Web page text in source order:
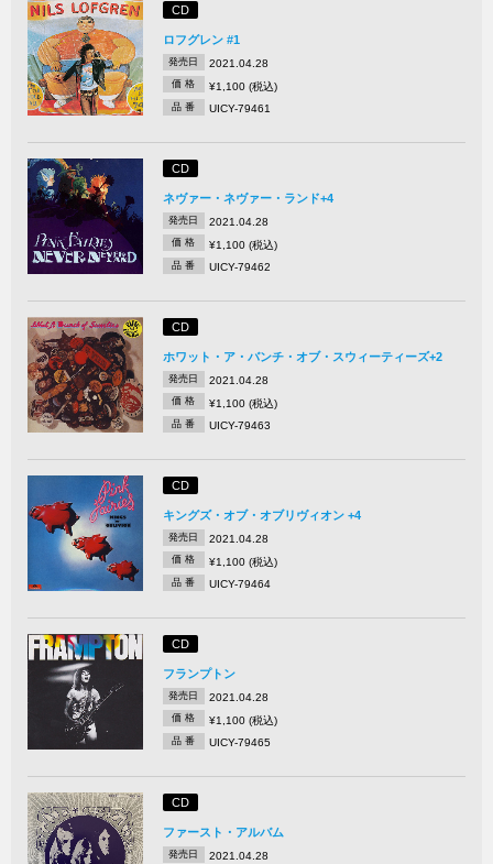
CD
ロフグレン #1
発売日 2021.04.28
価 格 ¥1,100 (税込)
品 番 UICY-79461
CD
ネヴァー・ネヴァー・ランド+4
発売日 2021.04.28
価 格 ¥1,100 (税込)
品 番 UICY-79462
CD
ホワット・ア・バンチ・オブ・スウィーティーズ+2
発売日 2021.04.28
価 格 ¥1,100 (税込)
品 番 UICY-79463
CD
キングズ・オブ・オブリヴィオン +4
発売日 2021.04.28
価 格 ¥1,100 (税込)
品 番 UICY-79464
CD
フランプトン
発売日 2021.04.28
価 格 ¥1,100 (税込)
品 番 UICY-79465
CD
ファースト・アルバム
発売日 2021.04.28